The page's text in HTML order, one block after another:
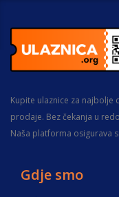
Kupite ulaznice za najbolje
prodaje. Bez čekanja u
Naša platforma osigurava
Gdje smo